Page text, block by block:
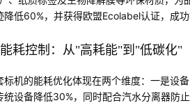
降低60%，并获得欧盟Ecolabel认证，成功
耗控制：从"高耗能"到"低碳化"
标机的能耗优化体现在两个维度：一是设
统设备降低30%，同时配合汽水分离器防